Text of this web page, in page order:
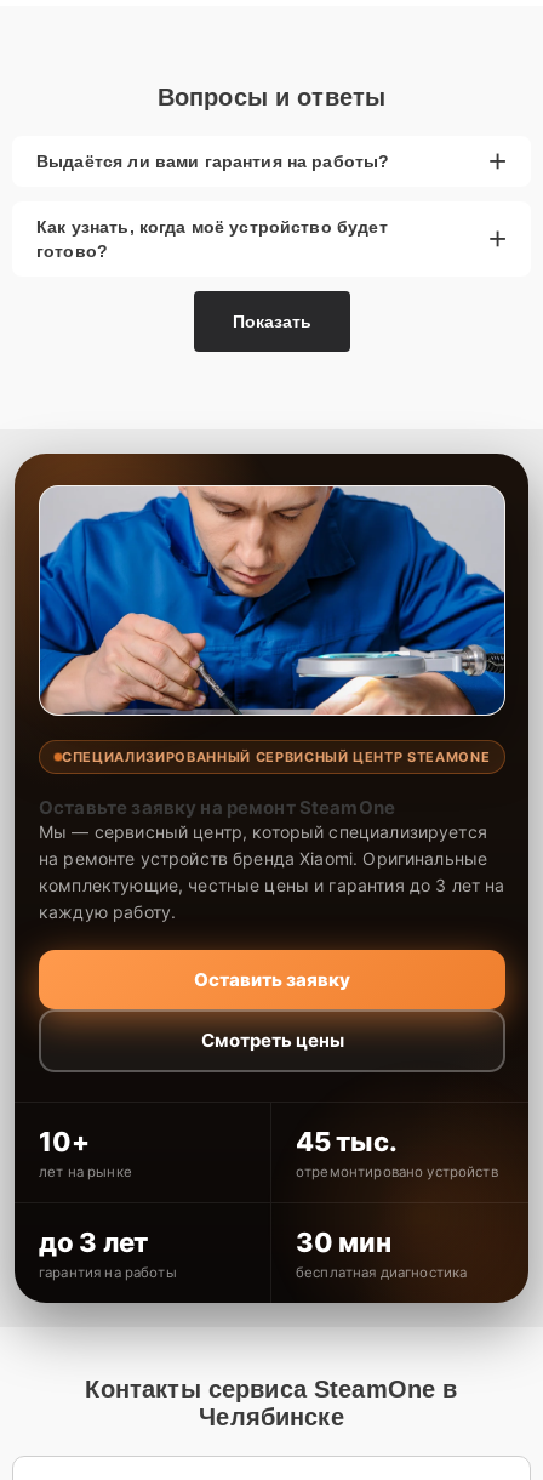
Вопросы и ответы
Выдаётся ли вами гарантия на работы? +
Как узнать, когда моё устройство будет
готово?
+
Показать
СПЕЦИАЛИЗИРОВАННЫЙ СЕРВИСНЫЙ ЦЕНТР STEAMONE
Оставьте заявку на ремонт SteamOne
Мы — сервисный центр, который специализируется
на ремонте устройств бренда Xiaomi. Оригинальные
комплектующие, честные цены и гарантия до 3 лет на
каждую работу.
Оставить заявку
Смотреть цены
10+
лет на рынке
45 тыс.
отремонтировано устройств
до 3 лет
гарантия на работы
30 мин
бесплатная диагностика
Контакты сервиса SteamOne в
Челябинске